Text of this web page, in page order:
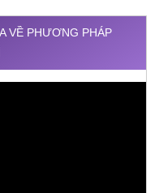
VỀ PHƯƠNG PHÁP